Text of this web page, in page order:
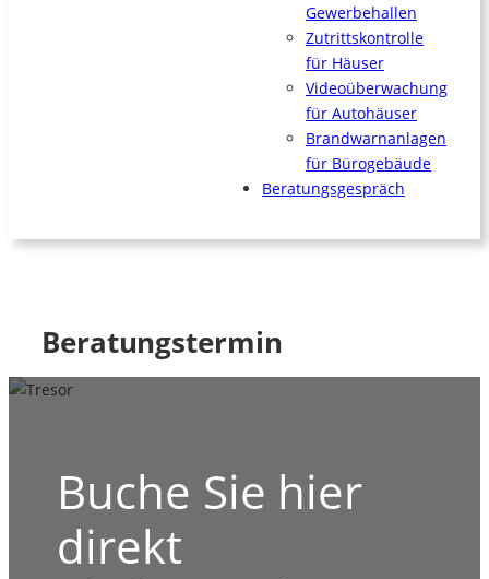
Gewerbehallen
Zutrittskontrolle
für Häuser
Videoüberwachung
für Autohäuser
Brandwarnanlagen
für Bürogebäude
Beratungsgespräch
Beratungstermin
Buche Sie hier
direkt